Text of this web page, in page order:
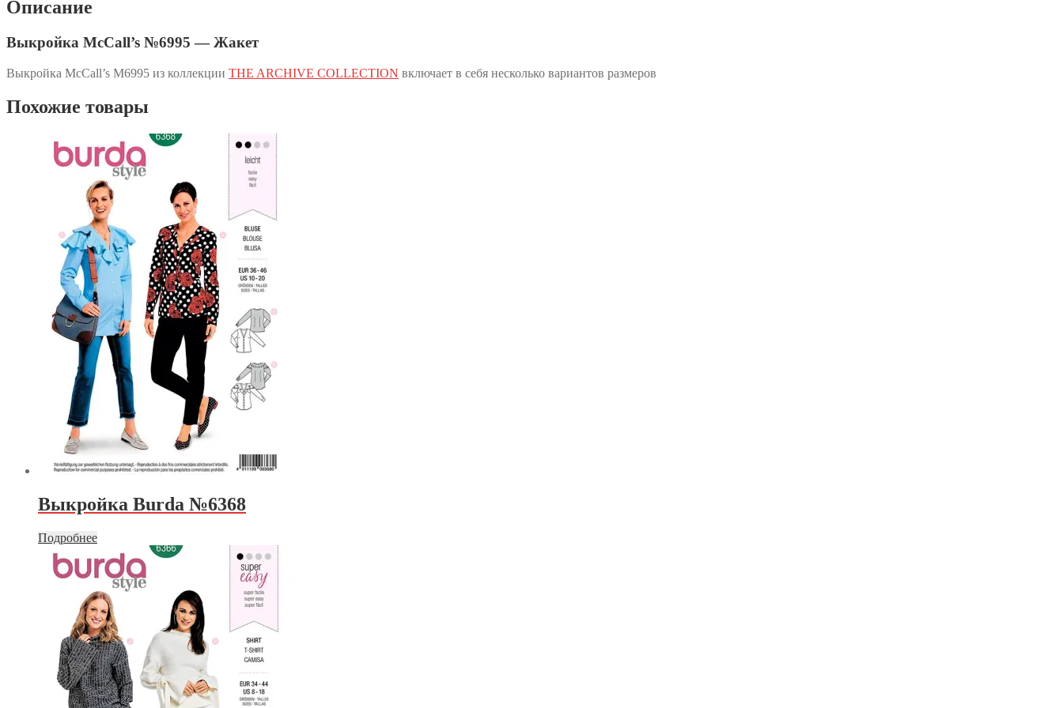
Описание
Выкройка McCall’s №6995 — Жакет
Выкройка McCall’s M6995 из коллекции THE ARCHIVE COLLECTION включает в себя несколько вариантов размеров
Похожие товары
Выкройка Burda №6368
Подробнее